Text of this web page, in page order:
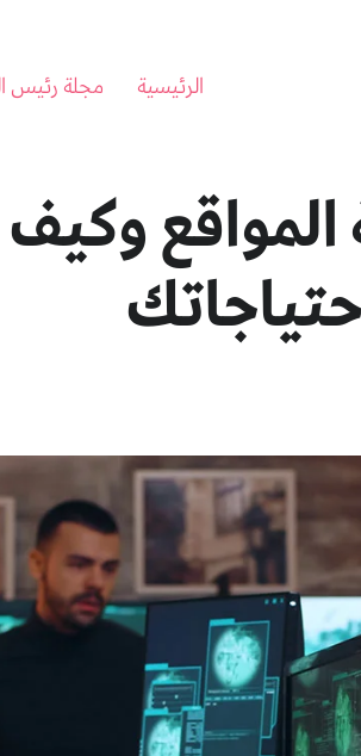
الرئيسية مجلة رئيس